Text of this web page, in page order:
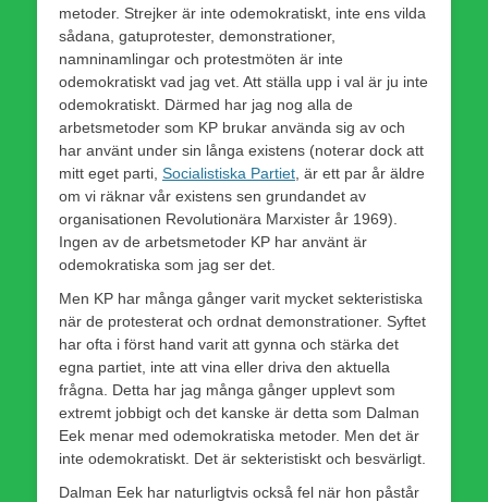
metoder. Strejker är inte odemokratiskt, inte ens vilda
sådana, gatuprotester, demonstrationer,
namninamlingar och protestmöten är inte
odemokratiskt vad jag vet. Att ställa upp i val är ju inte
odemokratiskt. Därmed har jag nog alla de
arbetsmetoder som KP brukar använda sig av och
har använt under sin långa existens (noterar dock att
mitt eget parti, Socialistiska Partiet , är ett par år äldre
om vi räknar vår existens sen grundandet av
organisationen Revolutionära Marxister år 1969).
Ingen av de arbetsmetoder KP har använt är
odemokratiska som jag ser det.
Men KP har många gånger varit mycket sekteristiska
när de protesterat och ordnat demonstrationer. Syftet
har ofta i först hand varit att gynna och stärka det
egna partiet, inte att vina eller driva den aktuella
frågna. Detta har jag många gånger upplevt som
extremt jobbigt och det kanske är detta som Dalman
Eek menar med odemokratiska metoder. Men det är
inte odemokratiskt. Det är sekteristiskt och besvärligt.
Dalman Eek har naturligtvis också fel när hon påstår